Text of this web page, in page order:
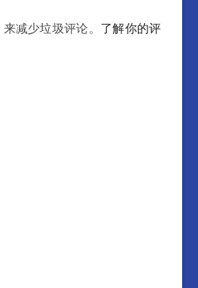
减少垃圾评论。 了解你的评